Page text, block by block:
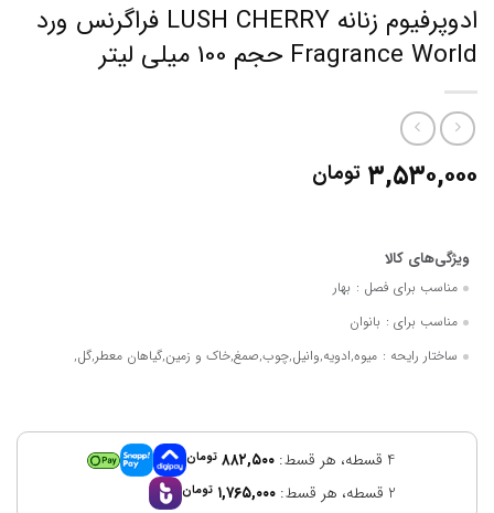
ادوپرفیوم زنانه LUSH CHERRY فراگرنس ورد
Fragrance World حجم 100 میلی لیتر
۳,۵۳۰,۰۰۰ تومان
مناسب برای فصل : بهار
مناسب برای : بانوان
ساختار رایحه : میوه,ادویه,وانیل,چوب,صمغ,خاک و زمین,گیاهان معطر,گل,
4 قسطه، هر قسط: ۸۸۲,۵۰۰ تومان
2 قسطه، هر قسط: ۱,۷۶۵,۰۰۰ تومان